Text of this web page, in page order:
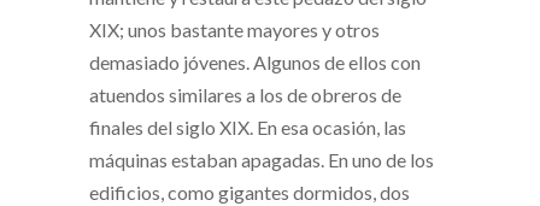
XIX; unos bastante mayores y otros
demasiado jóvenes. Algunos de ellos con
atuendos similares a los de obreros de
finales del siglo XIX. En esa ocasión, las
máquinas estaban apagadas. En uno de los
edificios, como gigantes dormidos, dos